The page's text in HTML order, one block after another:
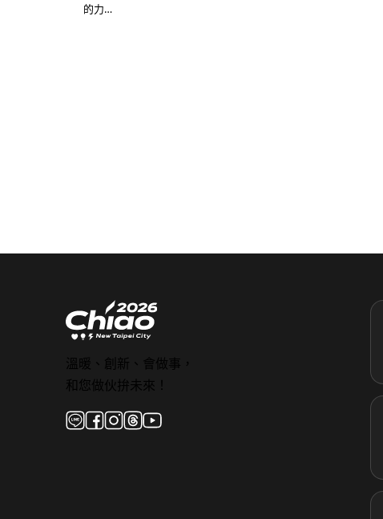
的力…
溫暖、創新、會做事，
和您做伙拚未來！